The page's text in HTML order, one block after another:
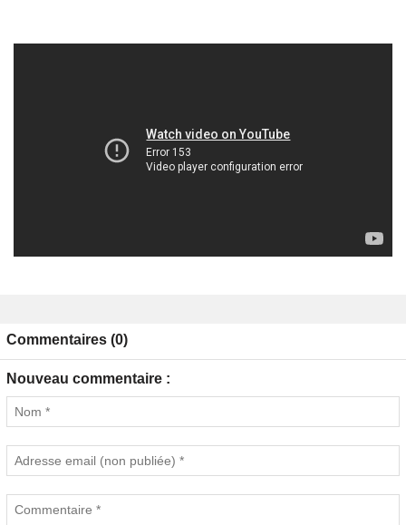
Commentaires (0)
Nouveau commentaire :